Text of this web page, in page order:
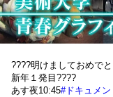
????明けましておめで
新年１発目????
あす夜10:45#ドキュメン